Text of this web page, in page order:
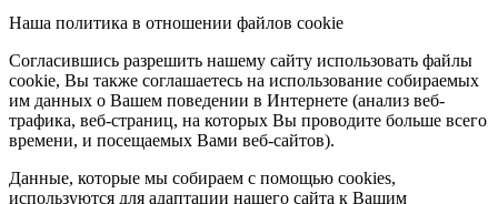
Наша политика в отношении файлов cookie
Согласившись разрешить нашему сайту использовать файлы
cookie, Вы также соглашаетесь на использование собираемых
им данных о Вашем поведении в Интернете (анализ веб-
трафика, веб-страниц, на которых Вы проводите больше всего
времени, и посещаемых Вами веб-сайтов).
Данные, которые мы собираем с помощью cookies,
используются для адаптации нашего сайта к Вашим